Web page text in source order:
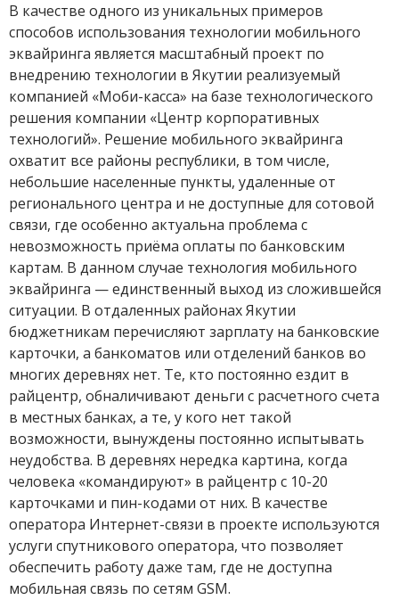
В качестве одного из уникальных примеров
способов использования технологии мобильного
эквайринга является масштабный проект по
внедрению технологии в Якутии реализуемый
компанией «Моби-касса» на базе технологического
решения компании «Центр корпоративных
технологий». Решение мобильного эквайринга
охватит все районы республики, в том числе,
небольшие населенные пункты, удаленные от
регионального центра и не доступные для сотовой
связи, где особенно актуальна проблема с
невозможность приёма оплаты по банковским
картам. В данном случае технология мобильного
эквайринга — единственный выход из сложившейся
ситуации. В отдаленных районах Якутии
бюджетникам перечисляют зарплату на банковские
карточки, а банкоматов или отделений банков во
многих деревнях нет. Те, кто постоянно ездит в
райцентр, обналичивают деньги с расчетного счета
в местных банках, а те, у кого нет такой
возможности, вынуждены постоянно испытывать
неудобства. В деревнях нередка картина, когда
человека «командируют» в райцентр с 10-20
карточками и пин-кодами от них. В качестве
оператора Интернет-связи в проекте используются
услуги спутникового оператора, что позволяет
обеспечить работу даже там, где не доступна
мобильная связь по сетям GSM.